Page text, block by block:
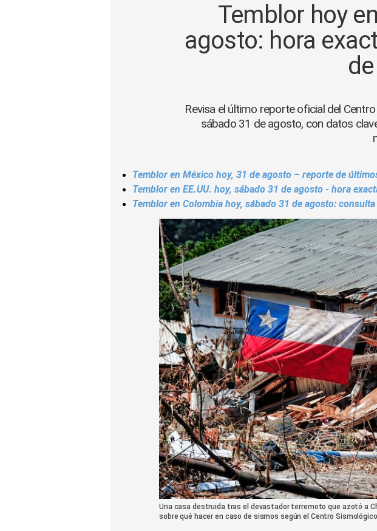
Temblor hoy
agosto: hora
Revisa el último reporte oficial del
sábado 31 de agosto, con datos
Temblor en México hoy, 31 de agosto – reporte de
Temblor en EE.UU. hoy, sábado 31 de agosto - hora
Temblor en Colombia hoy, sábado 31 de agosto:
Una casa destruida tras el devastador terremoto que azotó a
sobre qué hacer en caso de sismos según el Centro